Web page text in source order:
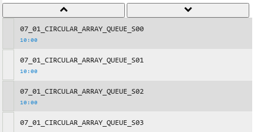
07_01_CIRCULAR_ARRAY_QUEUE_S00
10:00
07_01_CIRCULAR_ARRAY_QUEUE_S01
10:00
07_01_CIRCULAR_ARRAY_QUEUE_S02
10:00
07_01_CIRCULAR_ARRAY_QUEUE_S03